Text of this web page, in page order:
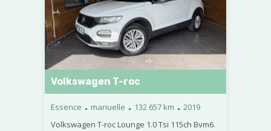
Volkswagen T-roc
Essence . manuelle . 132 657 km . 2019
Volkswagen T-roc Lounge 1.0 Tsi 115ch Bvm6.